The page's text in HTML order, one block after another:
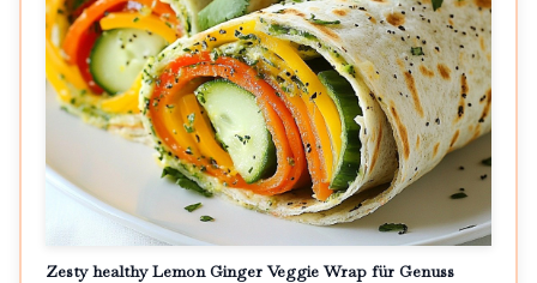
Zesty healthy Lemon Ginger Veggie Wrap für Genuss